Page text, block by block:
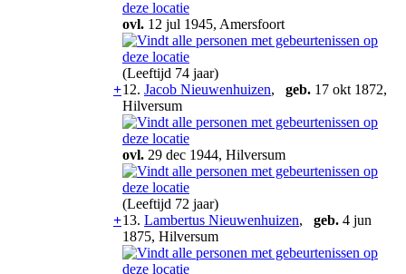
ovl. 12 jul 1945, Amersfoort
(Leeftijd 74 jaar)
+12. Jacob Nieuwenhuizen, geb. 17 okt 1872,
Hilversum
ovl. 29 dec 1944, Hilversum
(Leeftijd 72 jaar)
+13. Lambertus Nieuwenhuizen, geb. 4 jun
1875, Hilversum